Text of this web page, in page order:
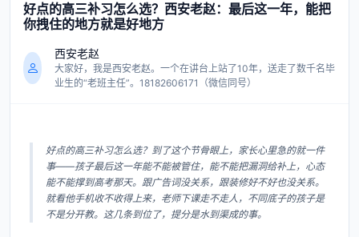
好点的高三补习怎么选？西安老赵：最后这一年，能把
你拽住的地方就是好地方
西安老赵
大家好，我是西安老赵。一个在讲台上站了10年，送走了数千名毕
业生的“老班主任”。18182606171（微信同号）
好点的高三补习怎么选？到了这个节骨眼上，家长心里急的就一件
事——孩子最后这一年能不能被管住，能不能把漏洞给补上，心态
能不能撑到高考那天。跟广告词没关系，跟装修好不好也没关系。
就看他手机收不收得上来，老师下课走不走人，不同底子的孩子是
不是分开教。这几条到位了，提分是水到渠成的事。